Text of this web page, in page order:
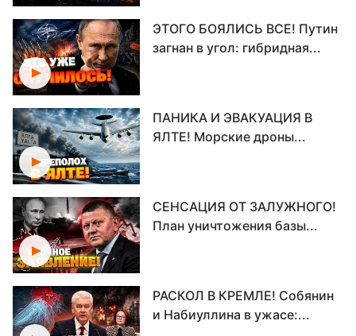
ЭТОГО БОЯЛИСЬ ВСЕ! Путин
загнан в угол: гибридная...
ПАНИКА И ЭВАКУАЦИЯ В
ЯЛТЕ! Морские дроны...
СЕНСАЦИЯ ОТ ЗАЛУЖНОГО!
План уничтожения базы...
РАСКОЛ В КРЕМЛЕ! Собянин
и Набиуллина в ужасе:...